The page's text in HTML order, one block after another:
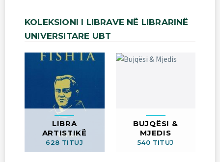
KOLEKSIONI I LIBRAVE NË LIBRARINË
UNIVERSITARE UBT
LIBRA
ARTISTIKË
628 TITUJ
BUJQËSI &
MJEDIS
540 TITUJ